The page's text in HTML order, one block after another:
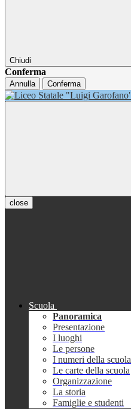
Chiudi
Conferma
Annulla Conferma
close
Scuola
Panoramica
Presentazione
I luoghi
Le persone
I numeri della scuola
Le carte della scuola
Organizzazione
La storia
Famiglie e studenti